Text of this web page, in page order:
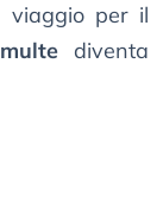
viaggio per il
diventa